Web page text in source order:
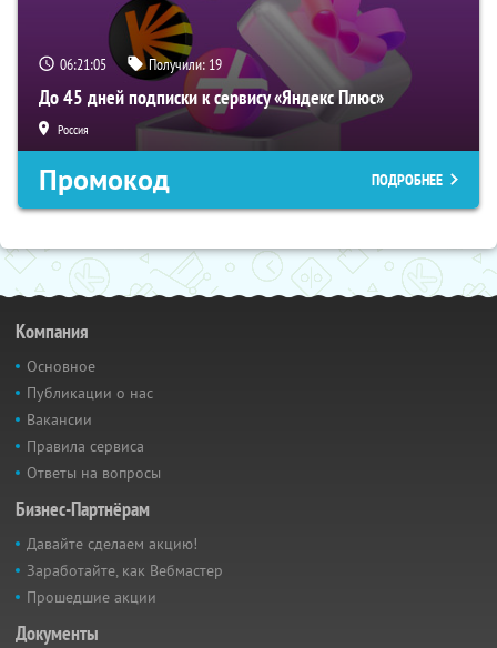
06:21:04 Получили: 19
До 45 дней подписки к сервису «Яндекс Плюс»
Россия
Промокод ПОДРОБНЕЕ
Компания
Основное
Публикации о нас
Вакансии
Правила сервиса
Ответы на вопросы
Бизнес-Партнёрам
Давайте сделаем акцию!
Заработайте, как Вебмастер
Прошедшие акции
Документы